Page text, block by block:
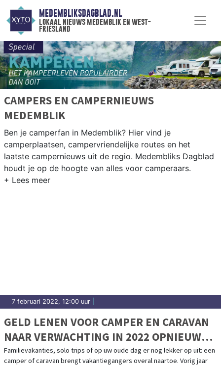
MEDEMBLIKSDAGBLAD.NL
lokaal nieuws medemblik en west-
friesland
CAMPERS EN CAMPERNIEUWS
MEDEMBLIK
Ben je camperfan in Medemblik? Hier vind je
camperplaatsen, campervriendelijke routes en het
laatste campernieuws uit de regio. Medembliks Dagblad
houdt je op de hoogte van alles voor camperaars.
7 februari 2022, 12:00 uur
GELD LENEN VOOR CAMPER EN CARAVAN
NAAR VERWACHTING IN 2022 OPNIEUW
POPULAIR
Familievakanties, solo trips of op uw oude dag er nog lekker op uit: een
camper of caravan brengt vakantiegangers overal naartoe. Vorig jaar